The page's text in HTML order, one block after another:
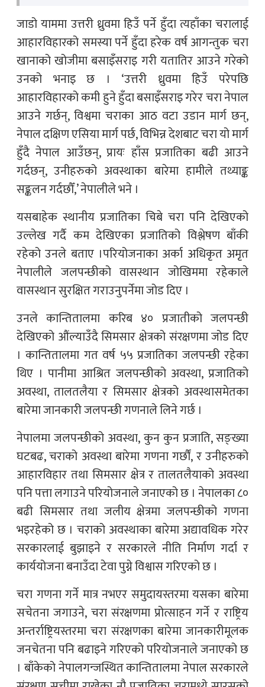
जाडो याममा उत्तरी ध्रुवमा हिउँ पर्ने हुँदा त्यहाँका चरालाई
आहारविहारको समस्या पर्ने हुँदा हरेक वर्ष आगन्तुक चरा
खानाको खोजीमा बसाइँसराइ गरी यतातिर आउने गरेको
उनको भनाइ छ । ‘उत्तरी ध्रुवमा हिउँ परेपछि
आहारविहारको कमी हुने हुँदा बसाइँसराइ गरेर चरा नेपाल
आउने गर्छन्, विश्वमा चराका आठ वटा उडान मार्ग छन्,
नेपाल दक्षिण एसिया मार्ग पर्छ, विभिन्न देशबाट चरा यो मार्ग
हुँदै नेपाल आउँछन्, प्रायः हाँस प्रजातिका बढी आउने
गर्दछन्, उनीहरुको अवस्थाका बारेमा हामीले तथ्याङ्क
सङ्कलन गर्दछौँ,’ नेपालीले भने ।
यसबाहेक स्थानीय प्रजातिका चिबे चरा पनि देखिएको
उल्लेख गर्दै कम देखिएका प्रजातिको विश्लेषण बाँकी
रहेको उनले बताए ।परियोजनाका अर्का अधिकृत अमृत
नेपालीले जलपन्छीको वासस्थान जोखिममा रहेकाले
वासस्थान सुरक्षित गराउनुपर्नेमा जोड दिए ।
उनले कान्तितालमा करिब ४० प्रजातीको जलपन्छी
देखिएको औंल्याउँदै सिमसार क्षेत्रको संरक्षणमा जोड दिए
। कान्तितालमा गत वर्ष ५५ प्रजातिका जलपन्छी रहेका
थिए । पानीमा आश्रित जलपन्छीको अवस्था, प्रजातिको
अवस्था, तालतलैया र सिमसार क्षेत्रको अवस्थासमेतका
बारेमा जानकारी जलपन्छी गणनाले लिने गर्छ ।
नेपालमा जलपन्छीको अवस्था, कुन कुन प्रजाति, सङ्ख्या
घटबढ, चराको अवस्था बारेमा गणना गर्छौं, र उनीहरुको
आहारविहार तथा सिमसार क्षेत्र र तालतलैयाको अवस्था
पनि पत्ता लगाउने परियोजनाले जनाएको छ । नेपालका ८०
बढी सिमसार तथा जलीय क्षेत्रमा जलपन्छीको गणना
भइरहेको छ । चराको अवस्थाका बारेमा अद्यावधिक गरेर
सरकारलाई बुझाइने र सरकारले नीति निर्माण गर्दा र
कार्ययोजना बनाउँदा टेवा पुग्ने विश्वास गरिएको छ ।
चरा गणना गर्ने मात्र नभएर समुदायस्तरमा यसका बारेमा
सचेतना जगाउने, चरा संरक्षणमा प्रोत्साहन गर्ने र राष्ट्रिय
अन्तर्राष्ट्रियस्तरमा चरा संरक्षणका बारेमा जानकारीमूलक
जनचेतना पनि बढाइने गरिएको परियोजनाले जनाएको छ
। बाँकेको नेपालगन्जस्थित कान्तितालमा नेपाल सरकारले